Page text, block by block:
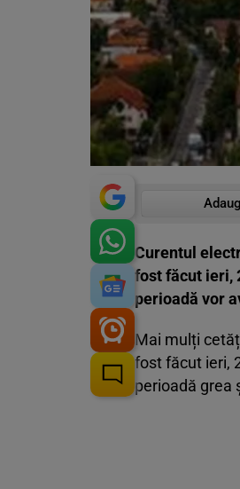
Curentul
fost făcut ieri,
perioadă vor
Mai mulți
fost făcut ieri,
perioadă grea